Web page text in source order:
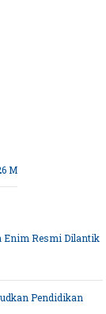
M
Enim Resmi Dilantik
Pendidikan